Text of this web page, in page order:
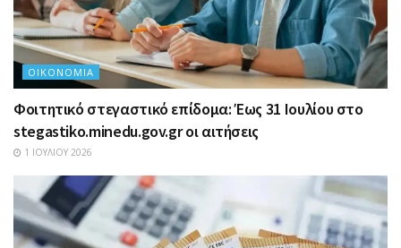
ΟΙΚΟΝΟΜΊΑ
Φοιτητικό στεγαστικό επίδομα: Έως 31 Ιουλίου στο
stegastiko.minedu.gov.gr οι αιτήσεις
1 ΙΟΥΛΊΟΥ 2026